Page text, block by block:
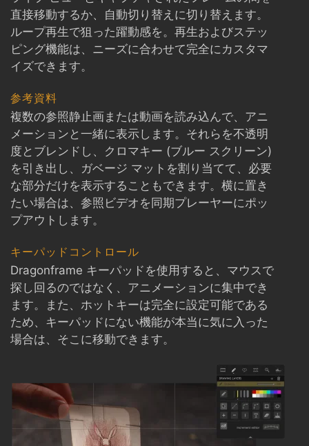
直接移動するか、自動切り替えに切り替えます。
ループ再生で狙った躍動感を。再生およびステッ
ピング機能は、ニーズに合わせて完全にカスタマ
イズできます。
参考資料
複数の参照静止画または動画を読み込んで、アニ
メーションと一緒に表示します。それらを不透明
度とブレンドし、クロマキー (ブルー スクリーン)
を引き出し、ガベージ マットを割り当てて、必要
な部分だけを表示することもできます。横に置き
たい場合は、参照ビデオを同期プレーヤーにポッ
プアウトします。
キーパッドコントロール
Dragonframe キーパッドを使用すると、マウスで
探し回るのではなく、アニメーションに集中でき
ます。また、ホットキーは完全に設定可能である
ため、キーパッドにない機能が本当に気に入った
場合は、そこに移動できます。